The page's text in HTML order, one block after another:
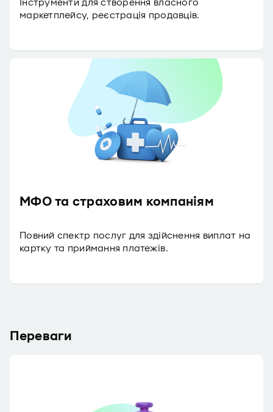
Інструменти для створення власного
маркетплейсу, реєстрація продавців.
МФО та страховим компаніям
Повний спектр послуг для здійснення виплат на
картку та приймання платежів.
Переваги